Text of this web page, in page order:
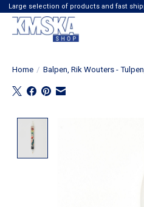
Large selection of products and fast
Home / Balpen, Rik Wouters -